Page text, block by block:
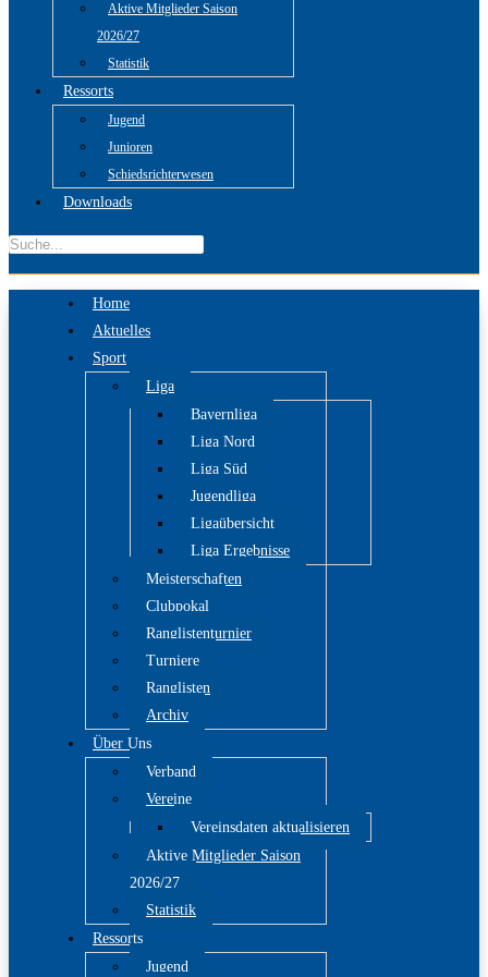
Aktive Mitglieder Saison
2026/27
Statistik
Ressorts
Jugend
Junioren
Schiedsrichterwesen
Downloads
Home
Aktuelles
Sport
Liga
Bayernliga
Liga Nord
Liga Süd
Jugendliga
Ligaübersicht
Liga Ergebnisse
Meisterschaften
Clubpokal
Ranglistenturnier
Turniere
Ranglisten
Archiv
Über Uns
Verband
Vereine
Vereinsdaten aktualisieren
Aktive Mitglieder Saison
2026/27
Statistik
Ressorts
Jugend